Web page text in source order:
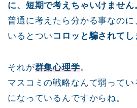
に、短期で考えちゃいけません
普通に考えたら分かる事なのに
いるとつい コロッと騙されてし
それが群集心理学。
マスコミの戦略なんて弱ってい
になっているんですからね。